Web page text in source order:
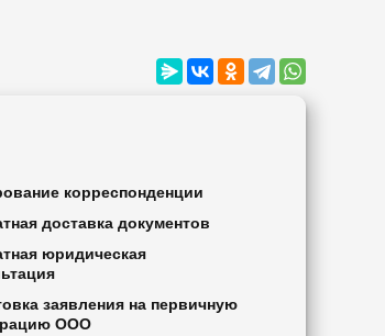
корреспонденции
доставка документов
юридическая
заявления на первичную
ООО